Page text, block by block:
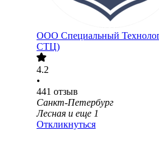
ООО Специальный
СТЦ)
4.2
•
441 отзыв
Санкт-Петербург
Лесная и еще 1
Откликнуться